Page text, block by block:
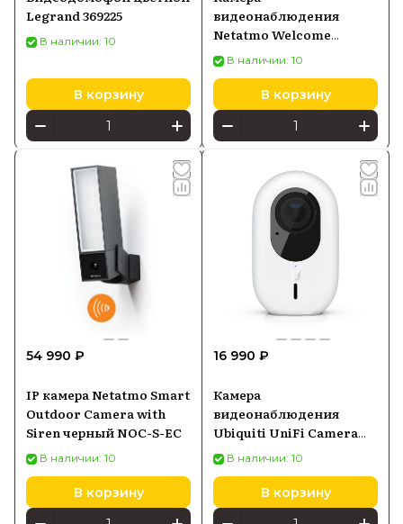
Legrand 369225
В наличии: 10
В корзину
видеонаблюдения
Netatmo Welcome
Camera серебристый
В наличии: 10
В корзину
54 990 ₽
IP камера Netatmo Smart
Outdoor Camera with
Siren черный NOC-S-EC
В наличии: 10
В корзину
16 990 ₽
Камера
видеонаблюдения
Ubiquiti UniFi Camera
G4 Instant (UVC-G4-INS)
В наличии: 10
В корзину